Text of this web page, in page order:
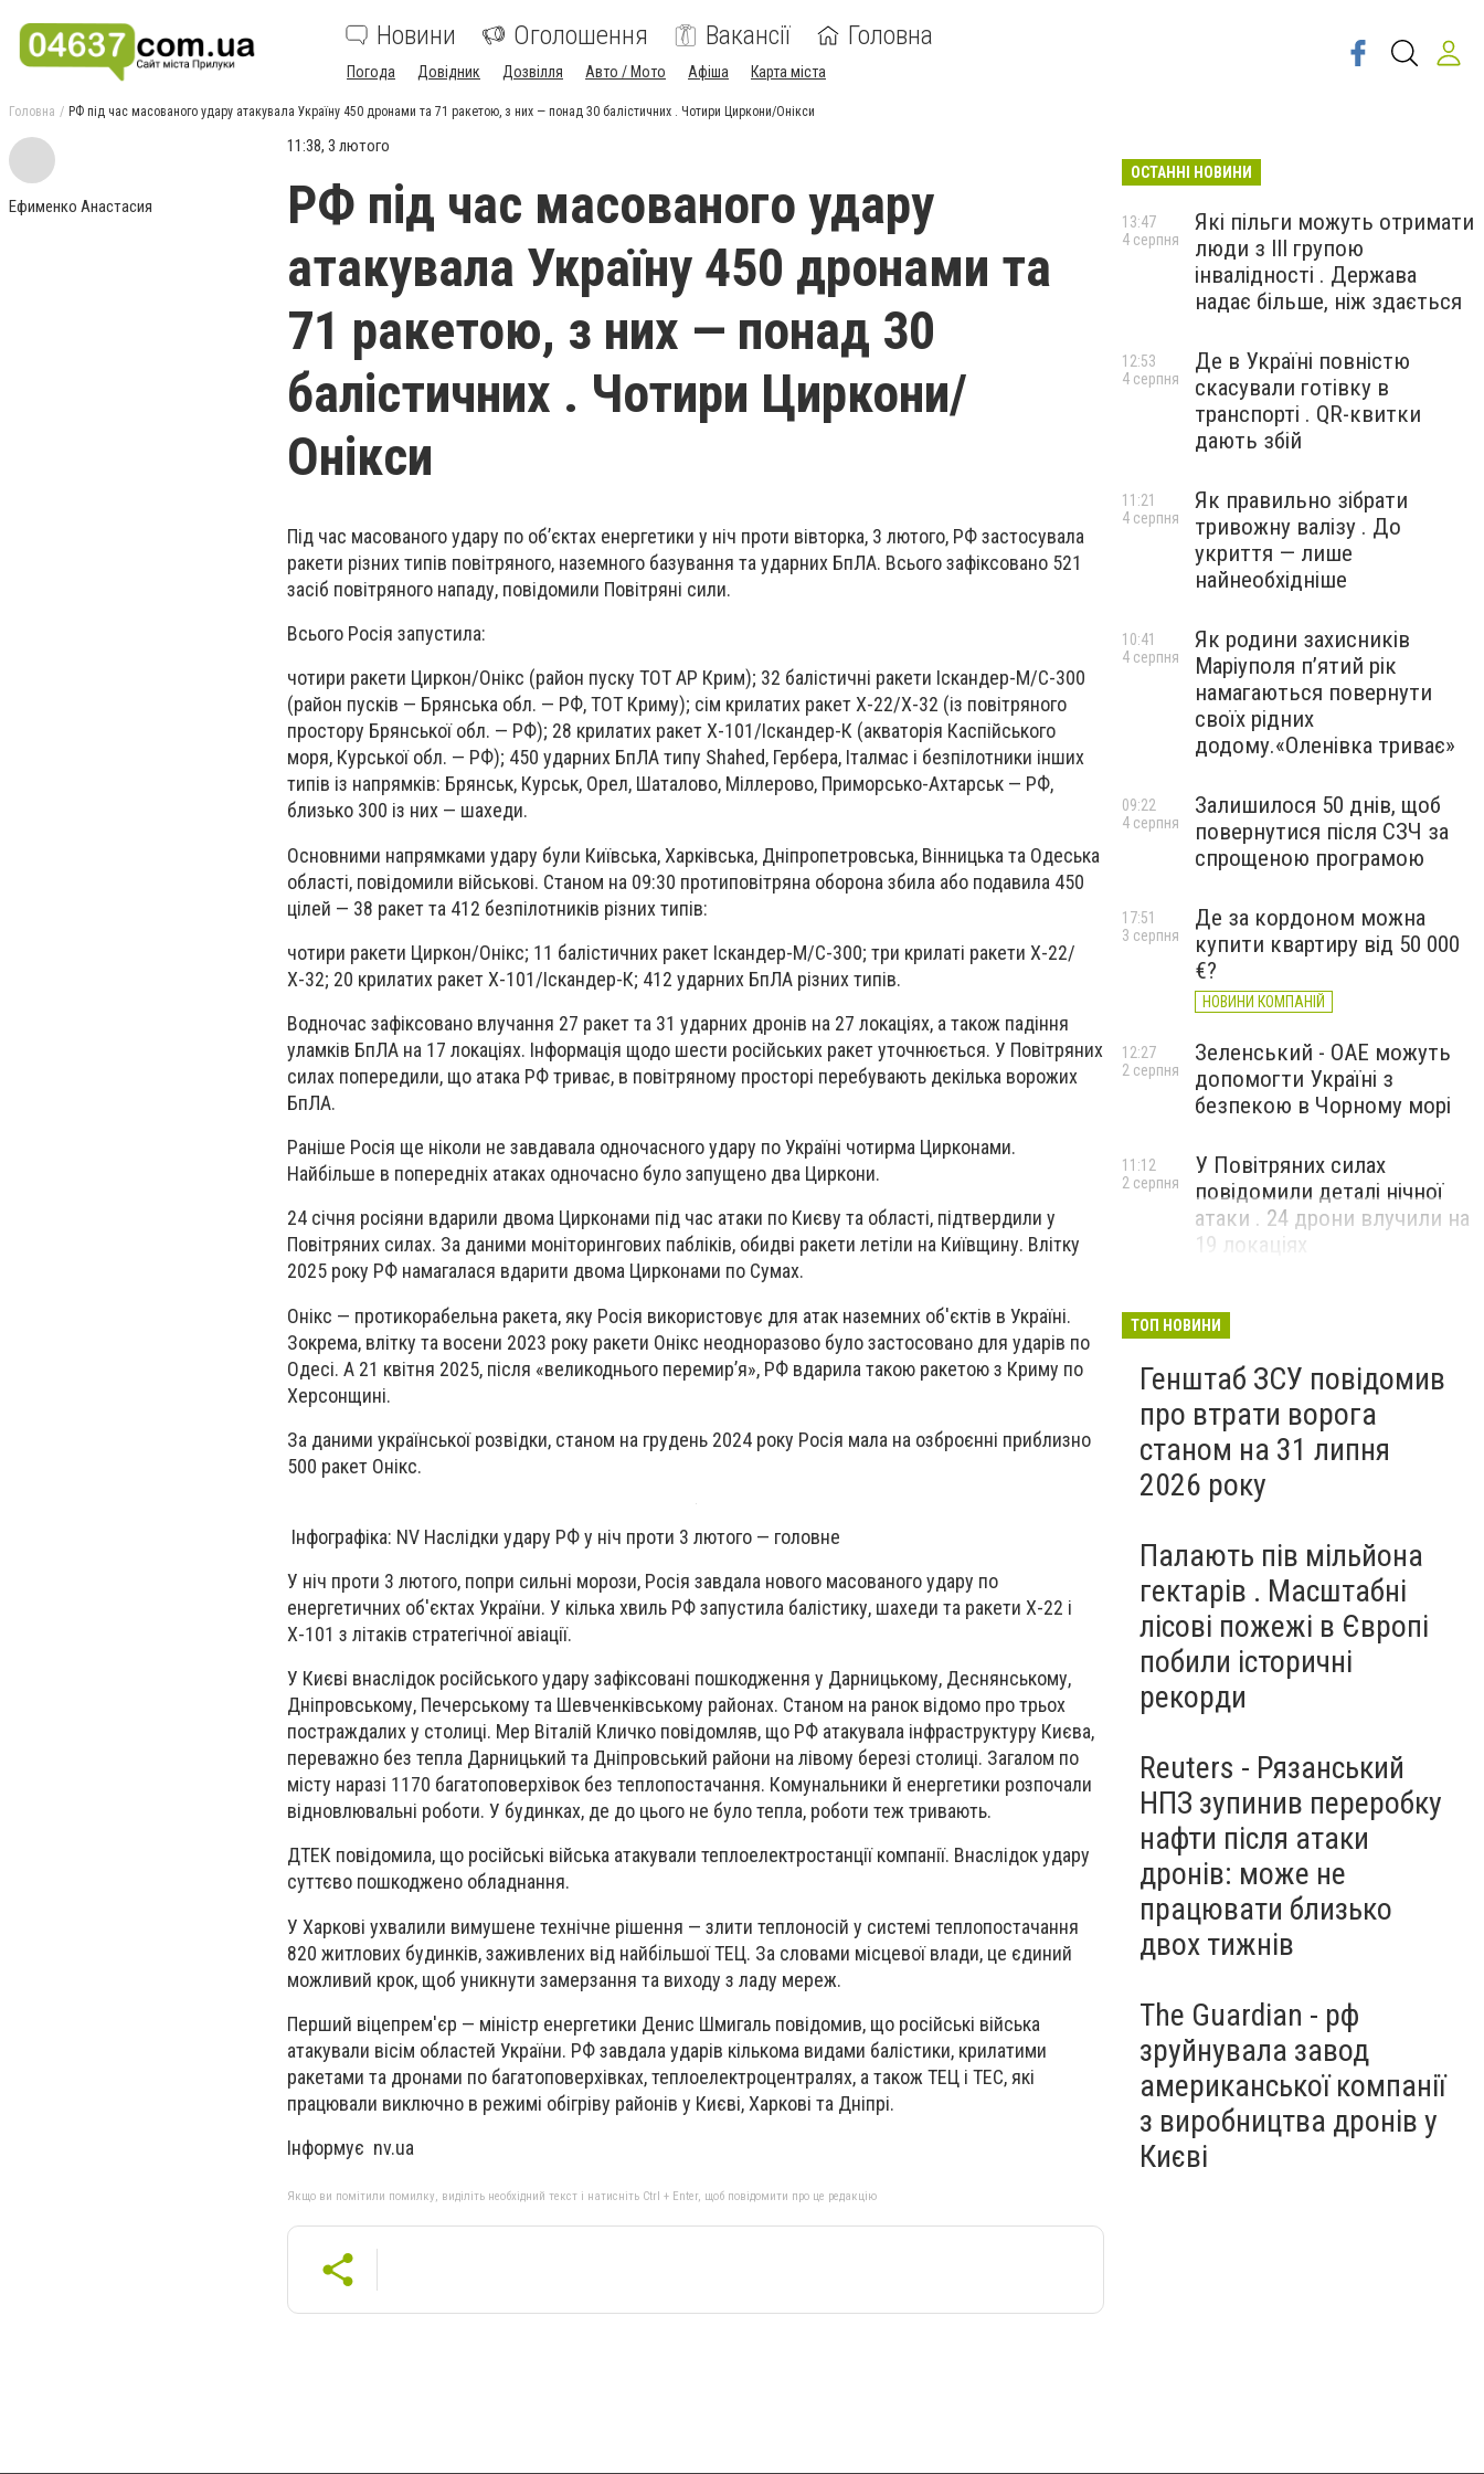
Новини Оголошення Вакансії Головна
Погода Довідник Дозвілля Авто / Мото Афіша Карта міста
Головна РФ під час масованого удару атакувала Україну 450 дронами та 71 ракетою, з них — понад 30 балістичних . Чотири Циркони/Онікси
Ефименко Анастасия
11:38, 3 лютого
РФ під час масованого удару
атакувала Україну 450 дронами та
71 ракетою, з них — понад 30
балістичних . Чотири Циркони/
Онікси
Під час масованого удару по обʼєктах енергетики у ніч проти вівторка, 3 лютого, РФ застосувала
ракети різних типів повітряного, наземного базування та ударних БпЛА. Всього зафіксовано 521
засіб повітряного нападу, повідомили Повітряні сили.
Всього Росія запустила:
чотири ракети Циркон/Онікс (район пуску ТОТ АР Крим); 32 балістичні ракети Іскандер-М/С-300
(район пусків — Брянська обл. — РФ, ТОТ Криму); сім крилатих ракет Х-22/Х-32 (із повітряного
простору Брянської обл. — РФ); 28 крилатих ракет Х-101/Іскандер-К (акваторія Каспійського
моря, Курської обл. — РФ); 450 ударних БпЛА типу Shahed, Гербера, Італмас і безпілотники інших
типів із напрямків: Брянськ, Курськ, Орел, Шаталово, Міллерово, Приморсько-Ахтарськ — РФ,
близько 300 із них — шахеди.
Основними напрямками удару були Київська, Харківська, Дніпропетровська, Вінницька та Одеська
області, повідомили військові. Станом на 09:30 протиповітряна оборона збила або подавила 450
цілей — 38 ракет та 412 безпілотників різних типів:
чотири ракети Циркон/Онікс; 11 балістичних ракет Іскандер-М/С-300; три крилаті ракети Х-22/
Х-32; 20 крилатих ракет Х-101/Іскандер-К; 412 ударних БпЛА різних типів.
Водночас зафіксовано влучання 27 ракет та 31 ударних дронів на 27 локаціях, а також падіння
уламків БпЛА на 17 локаціях. Інформація щодо шести російських ракет уточнюється. У Повітряних
силах попередили, що атака РФ триває, в повітряному просторі перебувають декілька ворожих
БпЛА.
Раніше Росія ще ніколи не завдавала одночасного удару по Україні чотирма Цирконами.
Найбільше в попередніх атаках одночасно було запущено два Циркони.
24 січня росіяни вдарили двома Цирконами під час атаки по Києву та області, підтвердили у
Повітряних силах. За даними моніторингових пабліків, обидві ракети летіли на Київщину. Влітку
2025 року РФ намагалася вдарити двома Цирконами по Сумах.
Онікс — протикорабельна ракета, яку Росія використовує для атак наземних об'єктів в Україні.
Зокрема, влітку та восени 2023 року ракети Онікс неодноразово було застосовано для ударів по
Одесі. А 21 квітня 2025, після «великоднього перемир’я», РФ вдарила такою ракетою з Криму по
Херсонщині.
За даними української розвідки, станом на грудень 2024 року Росія мала на озброєнні приблизно
500 ракет Онікс.
Інфографіка: NV Наслідки удару РФ у ніч проти 3 лютого — головне
У ніч проти 3 лютого, попри сильні морози, Росія завдала нового масованого удару по
енергетичних об'єктах України. У кілька хвиль РФ запустила балістику, шахеди та ракети Х-22 і
Х-101 з літаків стратегічної авіації.
У Києві внаслідок російського удару зафіксовані пошкодження у Дарницькому, Деснянському,
Дніпровському, Печерському та Шевченківському районах. Станом на ранок відомо про трьох
постраждалих у столиці. Мер Віталій Кличко повідомляв, що РФ атакувала інфраструктуру Києва,
переважно без тепла Дарницький та Дніпровський райони на лівому березі столиці. Загалом по
місту наразі 1170 багатоповерхівок без теплопостачання. Комунальники й енергетики розпочали
відновлювальні роботи. У будинках, де до цього не було тепла, роботи теж тривають.
ДТЕК повідомила, що російські війська атакували теплоелектростанції компанії. Внаслідок удару
суттєво пошкоджено обладнання.
У Харкові ухвалили вимушене технічне рішення — злити теплоносій у системі теплопостачання
820 житлових будинків, заживлених від найбільшої ТЕЦ. За словами місцевої влади, це єдиний
можливий крок, щоб уникнути замерзання та виходу з ладу мереж.
Перший віцепрем'єр — міністр енергетики Денис Шмигаль повідомив, що російські війська
атакували вісім областей України. РФ завдала ударів кількома видами балістики, крилатими
ракетами та дронами по багатоповерхівках, теплоелектроцентралях, а також ТЕЦ і ТЕС, які
працювали виключно в режимі обігріву районів у Києві, Харкові та Дніпрі.
Інформує nv.ua
Якщо ви помітили помилку, виділіть необхідний текст і натисніть Ctrl + Enter, щоб повідомити про це редакцію
ОСТАННІ НОВИНИ
Які пільги можуть отримати
люди з III групою
інвалідності . Держава
надає більше, ніж здається
13:47
4 серпня
Де в Україні повністю
скасували готівку в
транспорті . QR-квитки
дають збій
12:53
4 серпня
Як правильно зібрати
тривожну валізу . До
укриття — лише
найнеобхідніше
11:21
4 серпня
Як родини захисників
Маріуполя пʼятий рік
намагаються повернути
своїх рідних
додому.«Оленівка триває»
10:41
4 серпня
Залишилося 50 днів, щоб
повернутися після СЗЧ за
спрощеною програмою
09:22
4 серпня
Де за кордоном можна
купити квартиру від 50 000
€?
НОВИНИ КОМПАНІЙ
17:51
3 серпня
Зеленський - ОАЕ можуть
допомогти Україні з
безпекою в Чорному морі
12:27
2 серпня
У Повітряних силах
повідомили деталі нічної
атаки . 24 дрони влучили на
19 локаціях
11:12
2 серпня
ТОП НОВИНИ
Генштаб ЗСУ повідомив
про втрати ворога
станом на 31 липня
2026 року
Палають пів мільйона
гектарів . Масштабні
лісові пожежі в Європі
побили історичні
рекорди
Reuters - Рязанський
НПЗ зупинив переробку
нафти після атаки
дронів: може не
працювати близько
двох тижнів
The Guardian - рф
зруйнувала завод
американської компанії
з виробництва дронів у
Києві